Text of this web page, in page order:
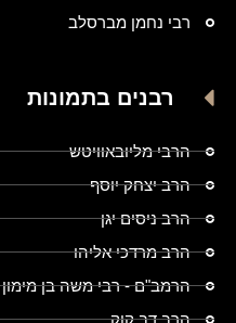
רבי נחמן מברסלב
רבנים בתמונות
הרבי מליובאוויטש
הרב יצחק יוסף
הרב ניסים יגן
הרב מרדכי אליהו
הרמב"ם - רבי משה בן מימון